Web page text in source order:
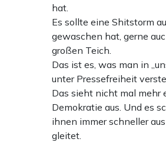
hat.
Es sollte eine Shitstorm
gewaschen hat, gerne
großen Teich.
Das ist es, was man in
unter Pressefreiheit
Das sieht nicht mal mehr
Demokratie aus. Und es
ihnen immer schneller
gleitet.